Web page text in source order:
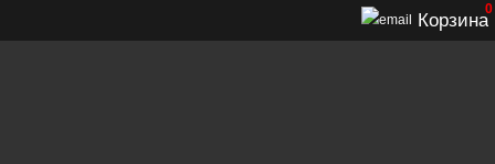
Корзина
0